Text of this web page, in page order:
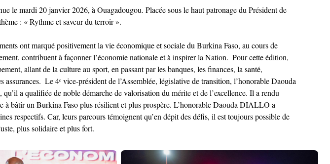
le mardi 20 janvier 2026, à Ouagadougou. Placée sous le haut patronage du Président de
: « Rythme et saveur du terroir ».
ont marqué positivement la vie économique et sociale du Burkina Faso, au cours de
contribuent à façonner l’économie nationale et à inspirer la Nation. ‎ ‎Pour cette édition,
allant de la culture au sport, en passant par les banques, les finances, la santé,
‎Le 4ᵉ vice-président de l’Assemblée, législative de transition, l’honorable Daouda
a qualifiée de noble démarche de valorisation du mérite et de l’excellence. Il a rendu
à bâtir un Burkina Faso plus résilient et plus prospère. L’honorable Daouda DIALLO a
respectifs. Car, leurs parcours témoignent qu’en dépit des défis, il est toujours possible de
plus solidaire et plus fort.